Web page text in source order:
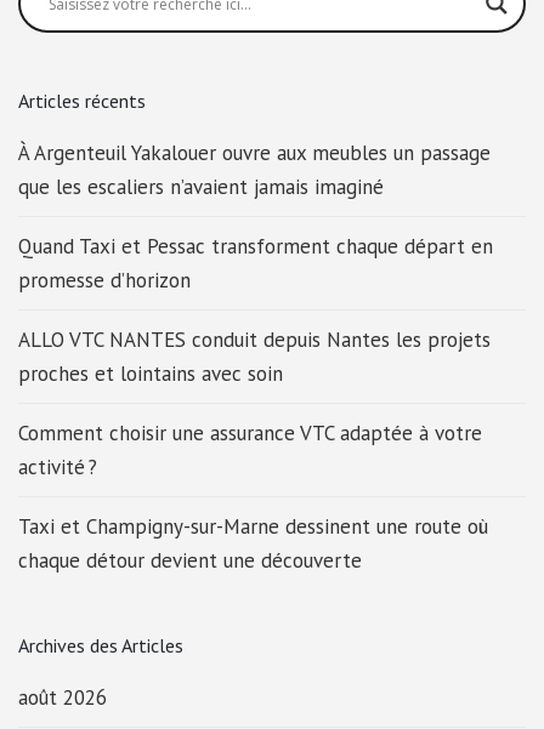
Articles récents
À Argenteuil Yakalouer ouvre aux meubles un passage
que les escaliers n’avaient jamais imaginé
Quand Taxi et Pessac transforment chaque départ en
promesse d’horizon
ALLO VTC NANTES conduit depuis Nantes les projets
proches et lointains avec soin
Comment choisir une assurance VTC adaptée à votre
activité ?
Taxi et Champigny-sur-Marne dessinent une route où
chaque détour devient une découverte
Archives des Articles
août 2026